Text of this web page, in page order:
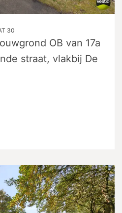
30
OB van 17a
straat, vlakbij De